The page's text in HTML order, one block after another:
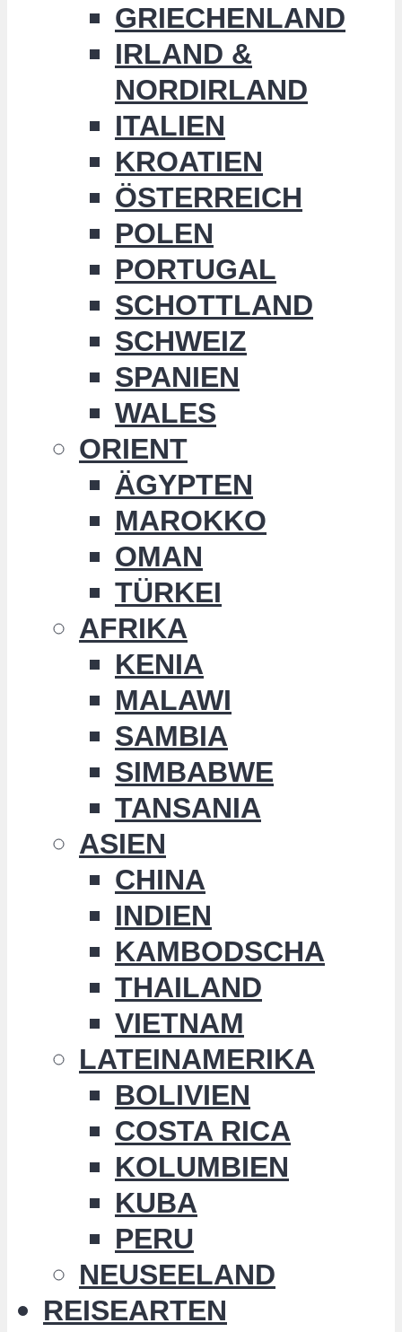
GRIECHENLAND
IRLAND &
NORDIRLAND
ITALIEN
KROATIEN
ÖSTERREICH
POLEN
PORTUGAL
SCHOTTLAND
SCHWEIZ
SPANIEN
WALES
ORIENT
ÄGYPTEN
MAROKKO
OMAN
TÜRKEI
AFRIKA
KENIA
MALAWI
SAMBIA
SIMBABWE
TANSANIA
ASIEN
CHINA
INDIEN
KAMBODSCHA
THAILAND
VIETNAM
LATEINAMERIKA
BOLIVIEN
COSTA RICA
KOLUMBIEN
KUBA
PERU
NEUSEELAND
REISEARTEN